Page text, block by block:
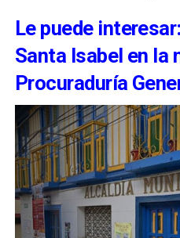
Le puede
Santa Isabel en la
Procuraduría